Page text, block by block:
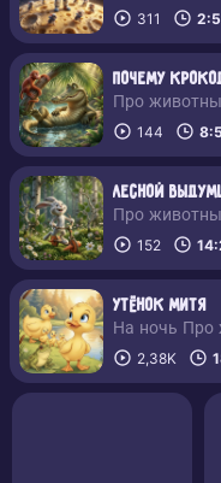
311
Почему
Про
144
Лесной
Про
152
Утёнок Митя
На ночь Про
2,38K